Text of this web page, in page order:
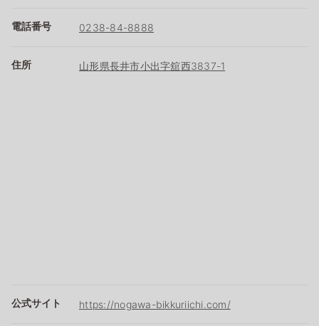
電話番号 0238-84-8888
住所 山形県長井市小出字舘西3837-1
公式サイト https://nogawa-bikkuriichi.com/